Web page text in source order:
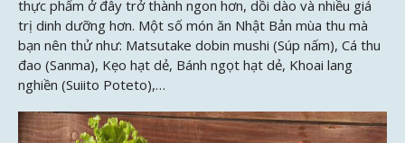
thực phẩm ở đây trở thành ngon hơn, dồi dào và nhiều giá
trị dinh dưỡng hơn. Một số món ăn Nhật Bản mùa thu mà
bạn nên thử như: Matsutake dobin mushi (Súp nấm), Cá thu
đao (Sanma), Kẹo hạt dẻ, Bánh ngọt hạt dẻ, Khoai lang
nghiền (Suiito Poteto),…